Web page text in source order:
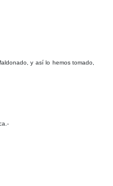
y así lo hemos tomado,